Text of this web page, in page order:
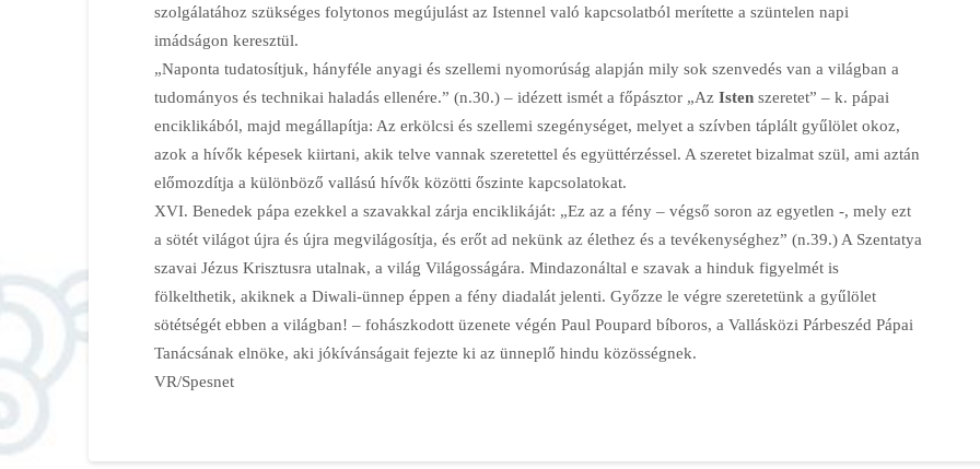
szolgálatához szükséges folytonos megújulást az Istennel való kapcsolatból merítette a szüntelen napi
imádságon keresztül.
„Naponta tudatosítjuk, hányféle anyagi és szellemi nyomorúság alapján mily sok szenvedés van a világban a
tudományos és technikai haladás ellenére.” (n.30.) – idézett ismét a főpásztor „Az Istenszeretet” – k. pápai
enciklikából, majd megállapítja: Az erkölcsi és szellemi szegénységet, melyet a szívben táplált gyűlölet okoz,
azok a hívők képesek kiirtani, akik telve vannak szeretettel és együttérzéssel. A szeretet bizalmat szül, ami aztán
előmozdítja a különböző vallású hívők közötti őszinte kapcsolatokat.
XVI. Benedek pápa ezekkel a szavakkal zárja enciklikáját: „Ez az a fény – végső soron az egyetlen -, mely ezt
a sötét világot újra és újra megvilágosítja, és erőt ad nekünk az élethez és a tevékenységhez” (n.39.) A Szentatya
szavai Jézus Krisztusra utalnak, a világ Világosságára. Mindazonáltal e szavak a hinduk figyelmét is
fölkelthetik, akiknek a Diwali-ünnep éppen a fény diadalát jelenti. Győzze le végre szeretetünk a gyűlölet
sötétségét ebben a világban! – fohászkodott üzenete végén Paul Poupard bíboros, a Vallásközi Párbeszéd Pápai
Tanácsának elnöke, aki jókívánságait fejezte ki az ünneplő hindu közösségnek.
VR/Spesnet